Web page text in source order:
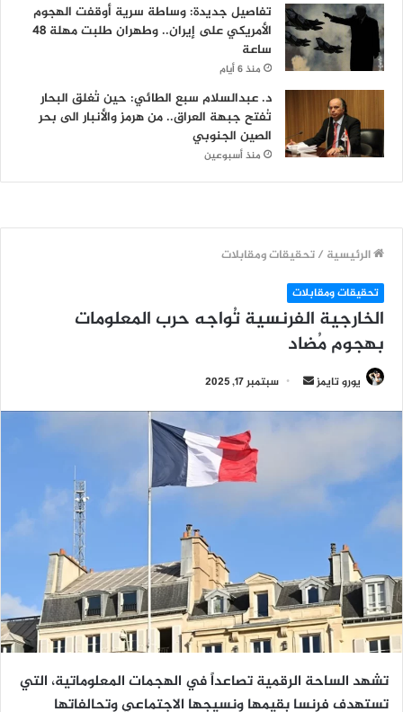
تفاصيل جديدة: وساطة سرية أوقفت الهجوم
الأمريكي على إيران.. وطهران طلبت مهلة 48
ساعة
منذ 6 أيام
د. عبدالسلام سبع الطائي: حين تُغلق البحار
تُفتح جبهة العراق.. من هرمز والأنبار الى بحر
الصين الجنوبي
منذ أسبوعين